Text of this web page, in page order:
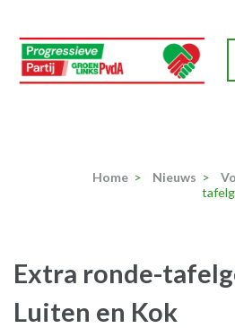
naar
inhoud
(Druk
Home > Nieuws >
Extra ronde-
Luiten en Kok